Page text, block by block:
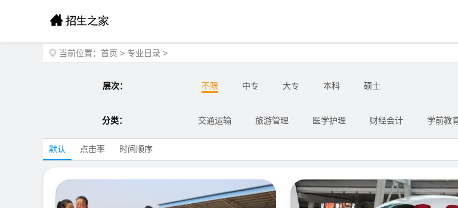
当前位置： 首页 > 专业目录 >
层次： 不限 中专 大专 本科 硕士
分类： 交通运输 旅游管理 医学护理 财经会计 学前教
默认 点击率 时间顺序